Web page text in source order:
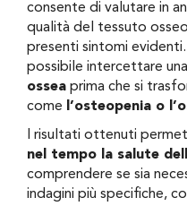
consente di valutare in
qualità del tessuto
presenti sintomi
possibile intercettare una
ossea prima che si
come l’osteopenia o
I risultati ottenuti
nel tempo la salute
comprendere se sia
indagini più specifiche,